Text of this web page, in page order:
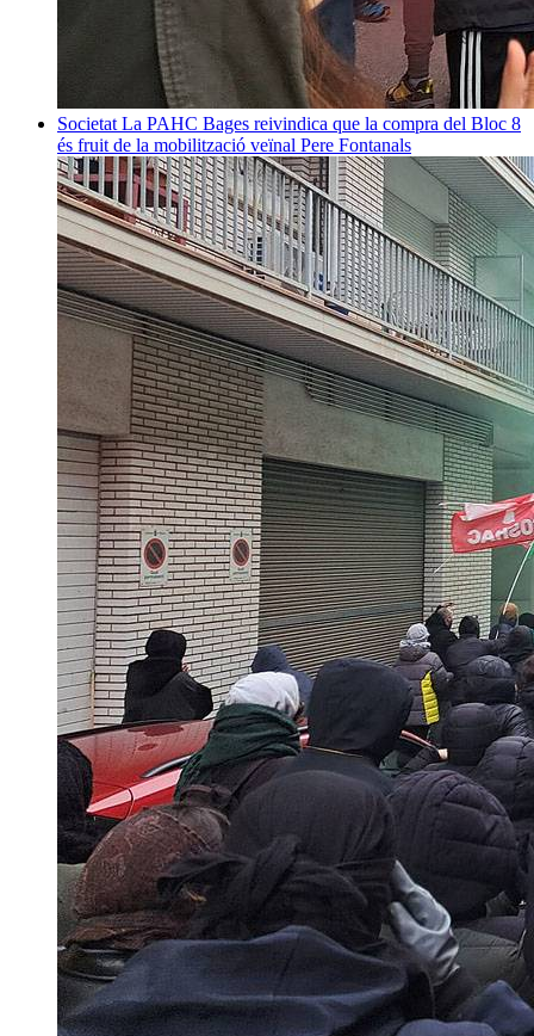
Societat La PAHC Bages reivindica que la compra del Bloc 8
és fruit de la mobilització veïnal Pere Fontanals